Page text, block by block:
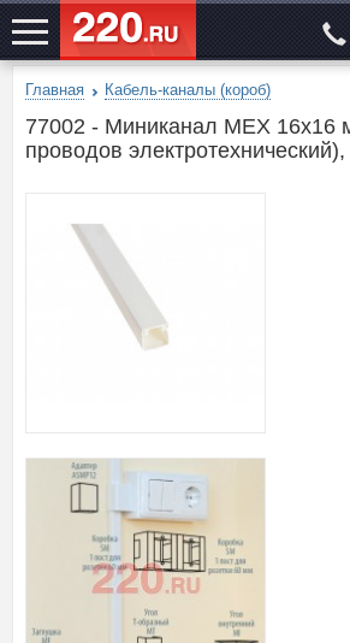
ЭЛЕКТРОСАЙТ№1
Главная Кабель-каналы (короб)
77002 - Миниканал MEX 16x16
проводов